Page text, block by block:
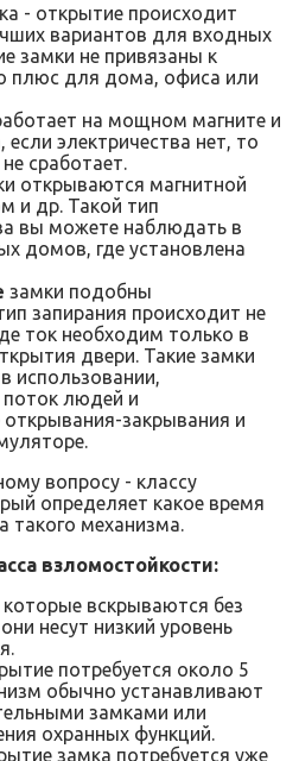
- открытие происходит
вариантов для входных
замки не привязаны к
плюс для дома, офиса или
на мощном магните и
электричества нет, то
сработает.
открываются магнитной
и др. Такой тип
вы можете наблюдать в
домов, где установлена
замки подобны
запирания происходит не
ток необходим только в
двери. Такие замки
использовании,
людей и
закрывания и
вопросу - классу
определяет какое время
такого механизма.
взломостойкости:
вскрываются без
несут низкий уровень
потребуется около 5
обычно устанавливают
замками или
охранных функций.
замка потребуется уже